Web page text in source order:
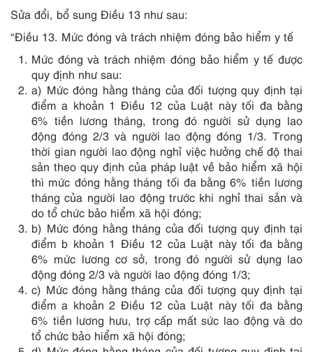
Sửa đổi, bổ sung Điều 13 như sau:
“Điều 13. Mức đóng và trách nhiệm đóng bảo hiểm y tế
Mức đóng và trách nhiệm đóng bảo hiểm y tế được
quy định như sau:
a) Mức đóng hằng tháng của đối tượng quy định tại
điểm a khoản 1 Điều 12 của Luật này tối đa bằng
6% tiền lương tháng, trong đó người sử dụng lao
động đóng 2/3 và người lao động đóng 1/3. Trong
thời gian người lao động nghỉ việc hưởng chế độ thai
sản theo quy định của pháp luật về bảo hiểm xã hội
thì mức đóng hằng tháng tối đa bằng 6% tiền lương
tháng của người lao động trước khi nghỉ thai sản và
do tổ chức bảo hiểm xã hội đóng;
b) Mức đóng hằng tháng của đối tượng quy định tại
điểm b khoản 1 Điều 12 của Luật này tối đa bằng
6% mức lương cơ sở, trong đó người sử dụng lao
động đóng 2/3 và người lao động đóng 1/3;
c) Mức đóng hằng tháng của đối tượng quy định tại
điểm a khoản 2 Điều 12 của Luật này tối đa bằng
6% tiền lương hưu, trợ cấp mất sức lao động và do
tổ chức bảo hiểm xã hội đóng;